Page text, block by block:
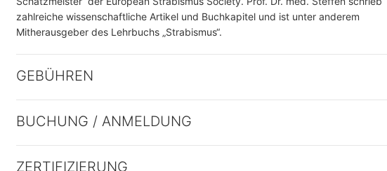
zahlreiche wissenschaftliche Artikel und Buchkapitel und ist unter anderem
Mitherausgeber des Lehrbuchs „Strabismus“.
GEBÜHREN
BUCHUNG / ANMELDUNG
ZERTIFIZIERUNG